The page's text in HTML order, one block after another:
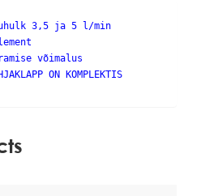
3,5 ja 5 l/min
võimalus
ON KOMPLEKTIS